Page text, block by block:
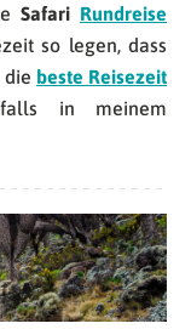
Safari Rundreise
so legen, dass
die beste Reisezeit
in meinem